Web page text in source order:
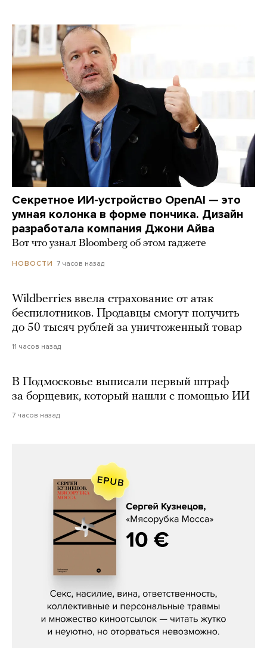
Секретное ИИ-устройство OpenAI — это
умная колонка в форме пончика. Дизайн
разработала компания Джони Айва
Вот что узнал Bloomberg об этом гаджете
НОВОСТИ 7 часов назад
Wildberries ввела страхование от атак
беспилотников. Продавцы смогут получить
до 50 тысяч рублей за уничтоженный товар
11 часов назад
В Подмосковье выписали первый штраф
за борщевик, который нашли с помощью ИИ
7 часов назад
Сергей Кузнецов, «Мясорубка